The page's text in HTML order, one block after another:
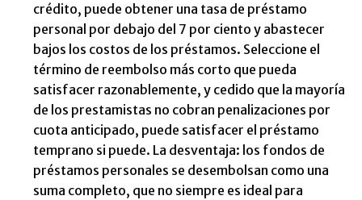
crédito, puede obtener una tasa de préstamo
personal por debajo del 7 por ciento y abastecer
bajos los costos de los préstamos. Seleccione el
término de reembolso más corto que pueda
satisfacer razonablemente, y cedido que la mayoría
de los prestamistas no cobran penalizaciones por
cuota anticipado, puede satisfacer el préstamo
temprano si puede. La desventaja: los fondos de
préstamos personales se desembolsan como una
suma completo, que no siempre es ideal para